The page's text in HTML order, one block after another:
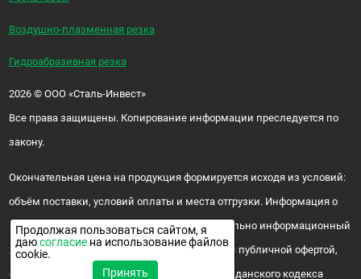
Воздушно-плазменная резка
Гидроабразивная резка
2026 ©ООО «Сталь-Инвест»
Все права защищены. Копирование информации преследуется по
закону.
Окончательная цена на продукция формируется исходя из условий:
объём поставки, условий оплаты и места отгрузки. Информация о
цене и наличии продукции носит исключительно информационный
характер и ни при каких условиях не является публичной офертой,
определяемой положениями ч. 2 ст. 437 Гражданского кодекса
Продолжая пользоваться сайтом, я
даюсогласие на использование файлов
cookie.
Принять